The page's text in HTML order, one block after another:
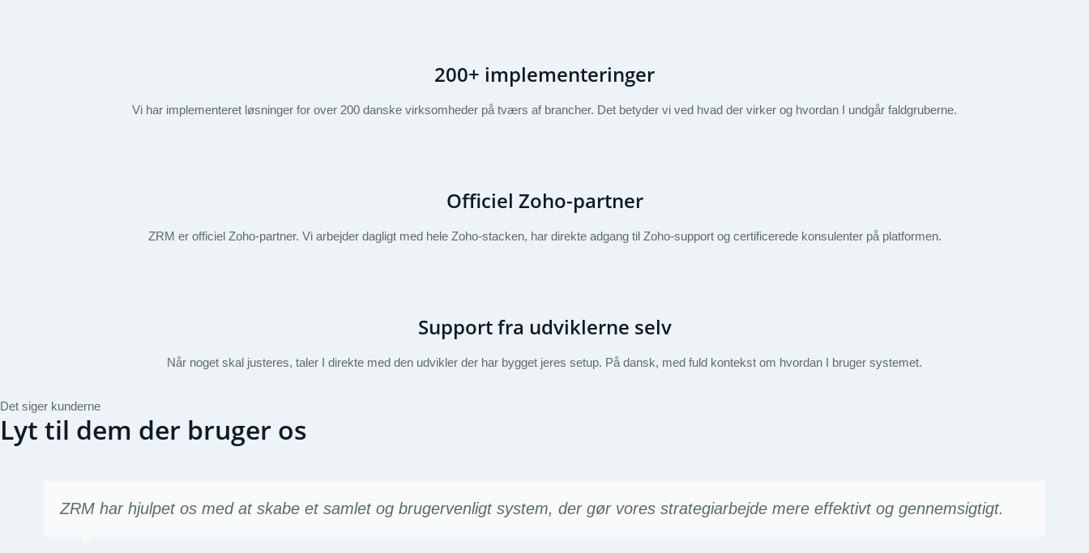
200+ implementeringer
Vi har implementeret løsninger for over 200 danske virksomheder på tværs af brancher. Det betyder vi ved hvad der virker og hvordan I undgår faldgruberne.
Officiel Zoho-partner
ZRM er officiel Zoho-partner. Vi arbejder dagligt med hele Zoho-stacken, har direkte adgang til Zoho-support og certificerede konsulenter på platformen.
Support fra udviklerne selv
Når noget skal justeres, taler I direkte med den udvikler der har bygget jeres setup. På dansk, med fuld kontekst om hvordan I bruger systemet.
Det siger kunderne
Lyt til dem der bruger os
ZRM har hjulpet os med at skabe et samlet og brugervenligt system, der gør vores strategiarbejde mere effektivt og gennemsigtigt.